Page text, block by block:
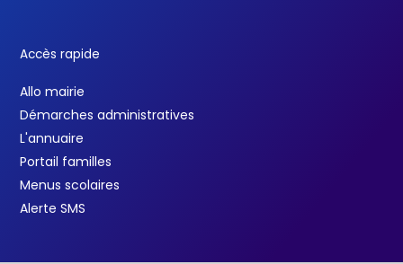
Accès rapide
Allo mairie
Démarches administratives
L'annuaire
Portail familles
Menus scolaires
Alerte SMS